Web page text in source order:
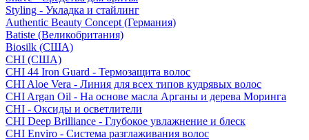
Styling - Укладка и стайлинг
Authentic Beauty Concept (Германия)
Batiste (Великобритания)
Biosilk (США)
CHI (США)
CHI 44 Iron Guard - Термозащита волос
CHI Aloe Vera - Линия для всех типов кудрявых волос
CHI Argan Oil - На основе масла Арганы и дерева Моринга
CHI - Оксиды и осветлители
CHI Deep Brilliance - Глубокое увлажнение и блеск
CHI Enviro - Система разглаживания волос